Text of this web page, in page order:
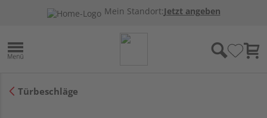
Mein Standort:Jetzt angeben
Türbeschläge